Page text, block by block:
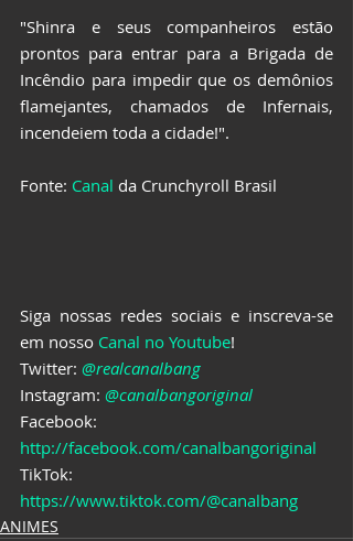
"Shinra e seus companheiros estão
prontos para entrar para a Brigada de
Incêndio para impedir que os demônios
flamejantes, chamados de Infernais,
incendeiem toda a cidade!".
Fonte: Canal da Crunchyroll Brasil
Siga nossas redes sociais e inscreva-se
em nosso Canal no Youtube!
Twitter: @realcanalbang
Instagram: @canalbangoriginal
http://facebook.com/canalbangoriginal
https://www.tiktok.com/@canalbang
ANIMES